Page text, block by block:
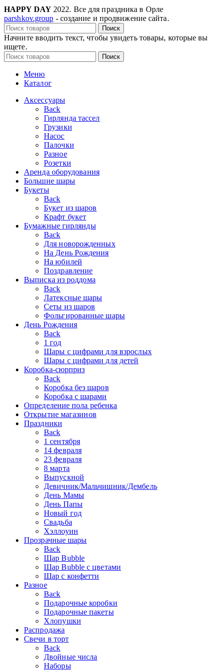
HAPPY DAY 2022. Все для праздника в Орле
parshkov.group - создание и продвижение сайта.
Поиск
Начните вводить текст, чтобы увидеть товары, которые вы
ищете.
Поиск
Меню
Каталог
Аксессуары
Back
Гирлянда тассел
Грузики
Насос
Палочки
Разное
Розетки
Аренда оборудования
Большие шары
Букеты
Back
Букет из шаров
Крафт букет
Бумажные гирлянды
Back
Для новорожденных
На День Рождения
На юбилей
Поздравление
Выписка из роддома
Back
Латексные шары
Сеты из шаров
Фольгированные шары
День Рождения
Back
1 год
Шары с цифрами для взрослых
Шары с цифрами для детей
Коробка-сюрприз
Back
Коробка без шаров
Коробка с шарами
Определение пола ребенка
Открытие магазинов
Праздники
Back
1 сентября
14 февраля
23 февраля
8 марта
Выпускной
Девичник/Мальчишник/Дембель
День Мамы
День Папы
Новый год
Свадьба
Хэллоуин
Прозрачные шары
Back
Шар Bubble
Шар Bubble с цветами
Шар с конфетти
Разное
Back
Подарочные коробки
Подарочные пакеты
Хлопушки
Распродажа
Свечи в торт
Back
Двойные числа
Наборы